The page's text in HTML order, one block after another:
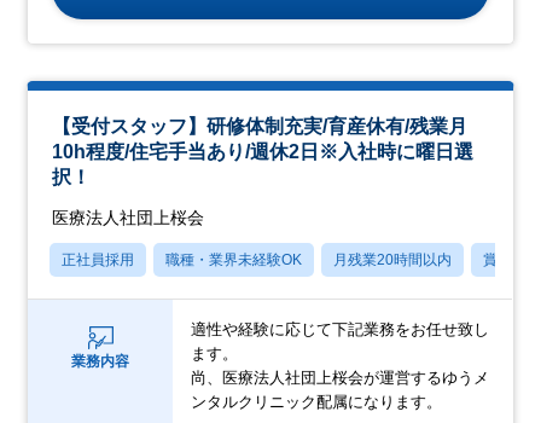
【受付スタッフ】研修体制充実/育産休有/残業月
10h程度/住宅手当あり/週休2日※入社時に曜日選
択！
医療法人社団上桜会
正社員採用 職種・業界未経験OK 月残業20時間以内 賞与あり
業務内容
適性や経験に応じて下記業務をお任せ致し
ます。
尚、医療法人社団上桜会が運営するゆうメ
ンタルクリニック配属になります。